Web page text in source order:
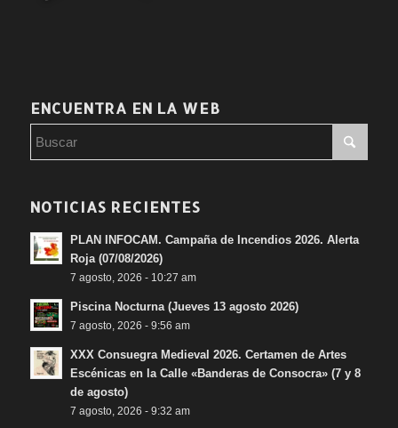
ENCUENTRA EN LA WEB
NOTICIAS RECIENTES
PLAN INFOCAM. Campaña de Incendios 2026. Alerta
Roja (07/08/2026)
7 agosto, 2026 - 10:27 am
Piscina Nocturna (Jueves 13 agosto 2026)
7 agosto, 2026 - 9:56 am
XXX Consuegra Medieval 2026. Certamen de Artes
Escénicas en la Calle «Banderas de Consocra» (7 y 8
de agosto)
7 agosto, 2026 - 9:32 am